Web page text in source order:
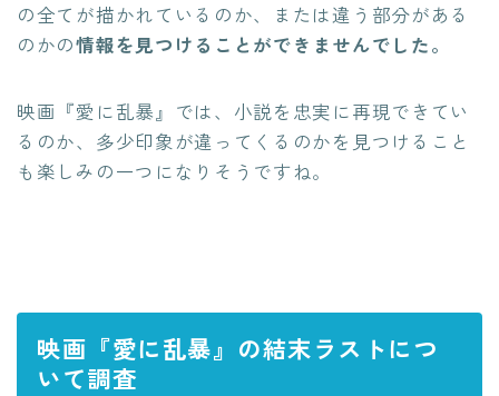
の全てが描かれているのか、または違う部分がある
のかの情報を見つけることができませんでした。
映画『愛に乱暴』では、小説を忠実に再現できてい
るのか、多少印象が違ってくるのかを見つけること
も楽しみの一つになりそうですね。
映画『愛に乱暴』の結末ラストにつ
いて調査